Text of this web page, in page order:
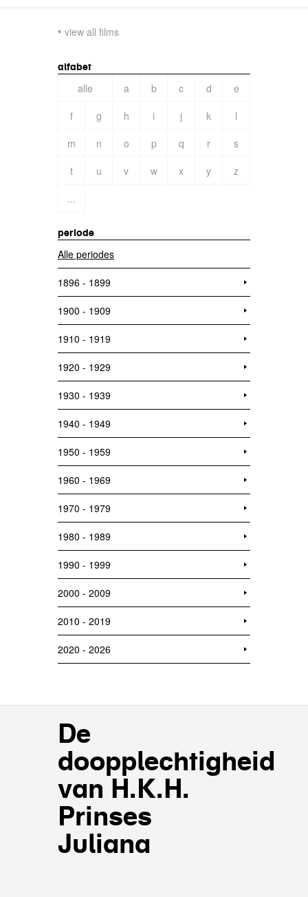
view all films
alfabet
alle a b c d
e
f
g h i j k
l
m
n o p q r
s
t
u v w x y
z
...
periode
Alle periodes
1896 - 1899
1900 - 1909
1910 - 1919
1920 - 1929
1930 - 1939
1940 - 1949
1950 - 1959
1960 - 1969
1970 - 1979
1980 - 1989
1990 - 1999
2000 - 2009
2010 - 2019
2020 - 2026
De
doopplechtigheid
van H.K.H.
Prinses
Juliana